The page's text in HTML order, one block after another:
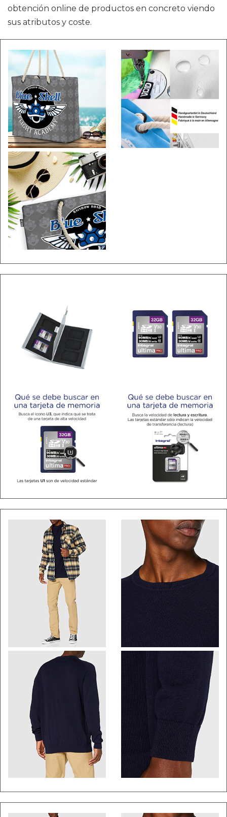
obtención online de productos en concreto viendo
sus atributos y coste.